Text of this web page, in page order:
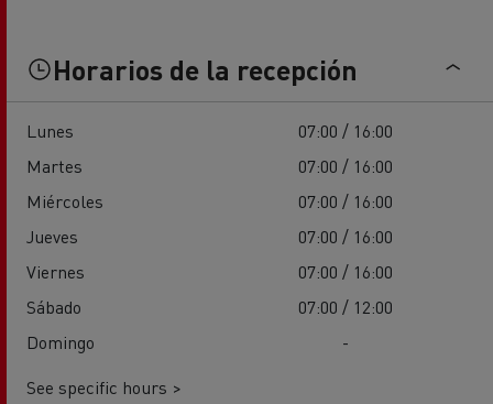
Horarios de la recepción
Lunes
07:00 / 16:00
Martes
07:00 / 16:00
Miércoles
07:00 / 16:00
Jueves
07:00 / 16:00
Viernes
07:00 / 16:00
Sábado
07:00 / 12:00
Domingo
-
See specific hours >